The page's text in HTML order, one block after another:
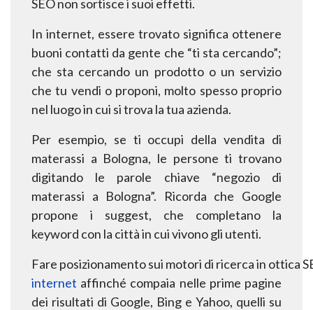
SEO non sortisce i suoi effetti.
In internet, essere trovato significa ottenere
buoni contatti da gente che “ti sta cercando”;
che sta cercando un prodotto o un servizio
che tu vendi o proponi, molto spesso proprio
nel luogo in cui sitrova la tua azienda.
Per esempio, se ti occupi della vendita di
materassi a Bologna, le persone ti trovano
digitando le parole chiave “negozio di
materassi a Bologna”. Ricorda che Google
propone i suggest, che completano la
keyword con la città in cui vivono gli utenti.
Fare posizionamentosui motori di ricercain ottica
internet affinché compaia nelle prime pagine
dei risultati di Google, Bing e Yahoo, quelli su